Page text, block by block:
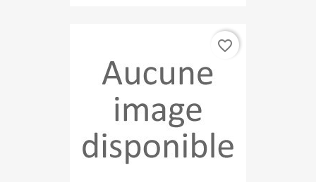
favorite_border